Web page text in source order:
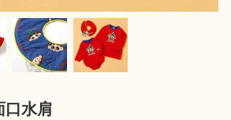
口水肩